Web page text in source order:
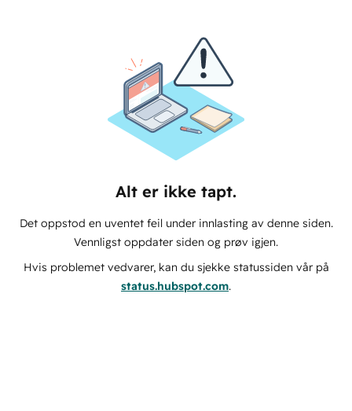
Alt er ikke tapt.
Det oppstod en uventet feil under innlasting av denne siden.
Vennligst oppdater siden og prøv igjen.
Hvis problemet vedvarer, kan du sjekke statussiden vår på
status.hubspot.com.